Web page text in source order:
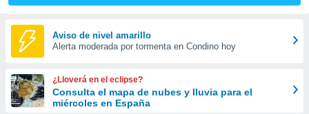
y
forma
digital
basada
Aviso de nivel amarillo
Alerta moderada por tormenta en Condino hoy
¿Lloverá en el eclipse?
Consulta el mapa de nubes y lluvia para el
miércoles en España